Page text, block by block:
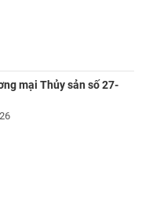
mại Thủy sản số 27-